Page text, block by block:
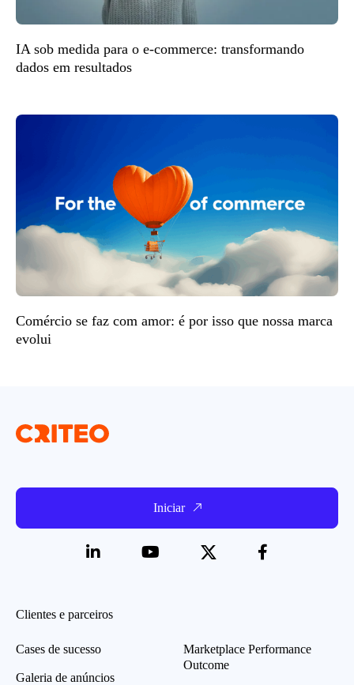
IA sob medida para o e-commerce: transformando
dados em resultados
Comércio se faz com amor: é por isso que nossa marca
evolui
Iniciar
Clientes e parceiros
Cases de sucesso
Galeria de anúncios
Marketplace Performance
Outcome